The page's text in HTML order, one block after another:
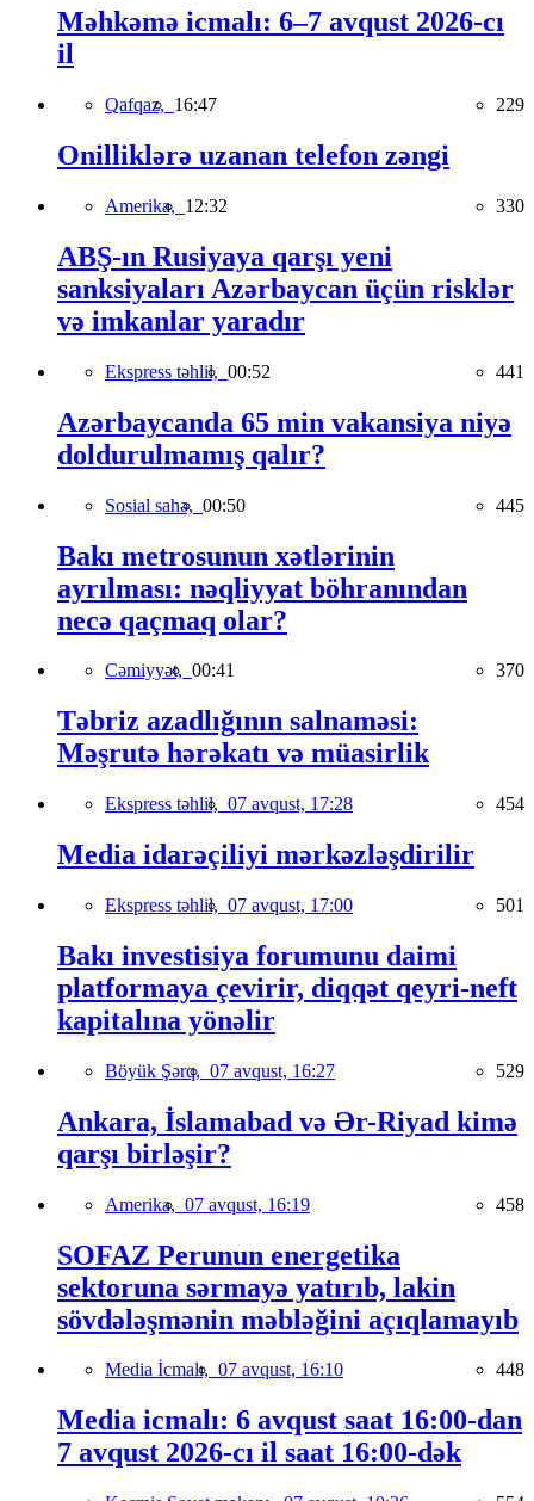
Məhkəmə icmalı: 6–7 avqust 2026-cı
il
Qafqaz, 16:47 229
Onilliklərə uzanan telefon zəngi
Amerika, 12:32 330
ABŞ-ın Rusiyaya qarşı yeni
sanksiyaları Azərbaycan üçün risklər
və imkanlar yaradır
Ekspress təhlil, 00:52 441
Azərbaycanda 65 min vakansiya niyə
doldurulmamış qalır?
Sosial sahə, 00:50 445
Bakı metrosunun xətlərinin
ayrılması: nəqliyyat böhranından
necə qaçmaq olar?
Cəmiyyət, 00:41 370
Təbriz azadlığının salnaməsi:
Məşrutə hərəkatı və müasirlik
Ekspress təhlil, 07 avqust, 17:28 454
Media idarəçiliyi mərkəzləşdirilir
Ekspress təhlil, 07 avqust, 17:00 501
Bakı investisiya forumunu daimi
platformaya çevirir, diqqət qeyri-neft
kapitalına yönəlir
Böyük Şərq, 07 avqust, 16:27 529
Ankara, İslamabad və Ər-Riyad kimə
qarşı birləşir?
Amerika, 07 avqust, 16:19 458
SOFAZ Perunun energetika
sektoruna sərmayə yatırıb, lakin
sövdələşmənin məbləğini açıqlamayıb
Media İcmalı, 07 avqust, 16:10 448
Media icmalı: 6 avqust saat 16:00-dan
7 avqust 2026-cı il saat 16:00-dək